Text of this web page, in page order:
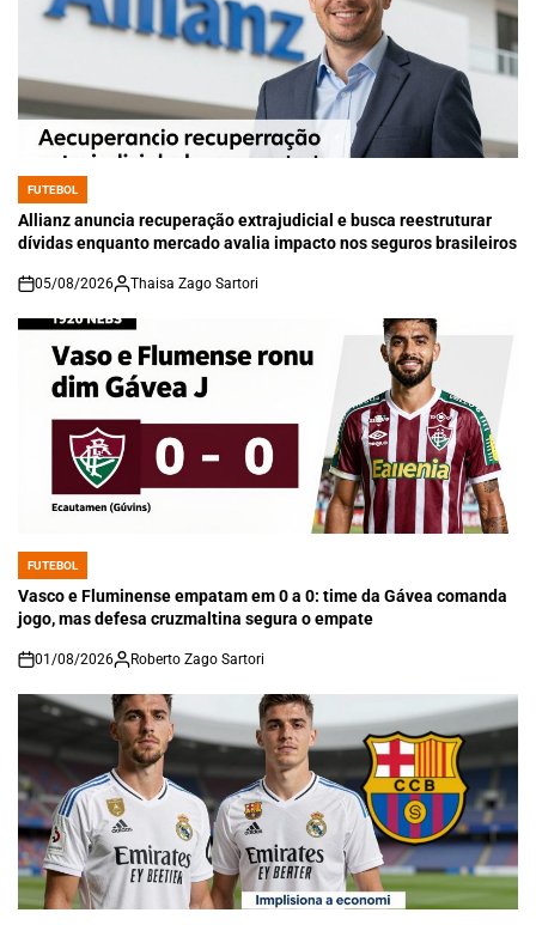
POSTED
IN
FUTEBOL
Allianz anuncia recuperação extrajudicial e busca reestruturar
dívidas enquanto mercado avalia impacto nos seguros brasileiros
on
05/08/2026 Thaisa Zago Sartori
POSTED
IN
FUTEBOL
Vasco e Fluminense empatam em 0 a 0: time da Gávea comanda
jogo, mas defesa cruzmaltina segura o empate
on
01/08/2026 Roberto Zago Sartori